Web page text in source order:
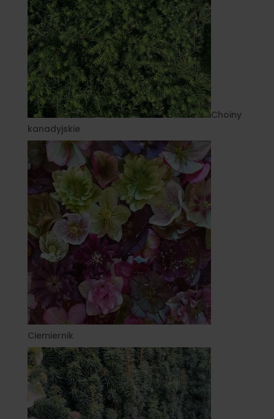
Choiny
kanadyjskie
Ciemiernik